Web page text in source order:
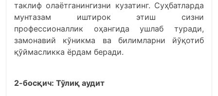
таклиф олаётганингизни кузатинг. Суҳбатларда
мунтазам иштирок этиш сизни
профессионаллик оҳангида ушлаб туради,
замонавий кўникма ва билимларни йўқотиб
қўймасликка ёрдам беради.
2-босқич: Тўлиқ аудит